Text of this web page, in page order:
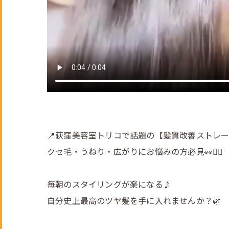
📍荻窪美容室トリコで話題の【髪質改善ストレ
クセ毛・うねり・広がりにお悩みの方必見👀💇‍♀️
毎朝のスタイリングが楽になる♪
自分史上最高のツヤ髪を手に入れませんか？🌿